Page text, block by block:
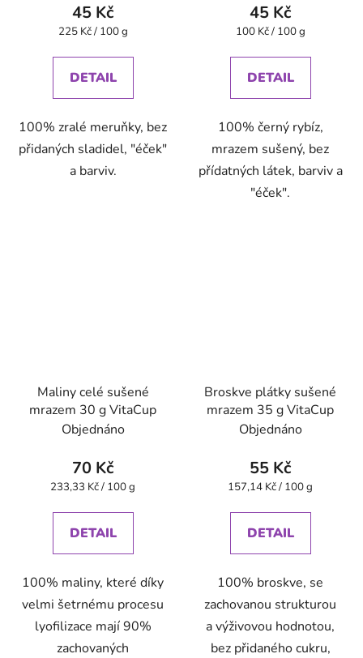
45 Kč
Měrná
225 Kč / 100 g
DETAIL
100% zralé meruňky, bez
přidaných sladidel, "éček"
a barviv.
45 Kč
Měrná
100 Kč / 100 g
DETAIL
100% černý rybíz,
mrazem sušený, bez
přídatných látek, barviv a
"éček".
Maliny celé sušené
mrazem 30 g VitaCup
Objednáno
70 Kč
Měrná
233,33 Kč / 100 g
DETAIL
100% maliny, které díky
velmi šetrnému procesu
lyofilizace mají 90%
zachovaných
Broskve plátky sušené
mrazem 35 g VitaCup
Objednáno
55 Kč
Měrná
157,14 Kč / 100 g
DETAIL
100% broskve, se
zachovanou strukturou
a výživovou hodnotou,
bez přidaného cukru,